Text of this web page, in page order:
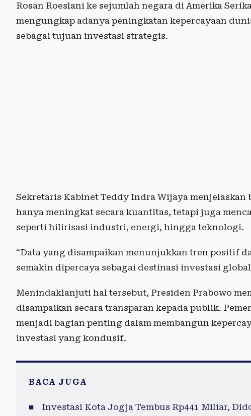
Rosan Roeslani ke sejumlah negara di Amerika
mengungkap adanya peningkatan kepercayaan
sebagai tujuan investasi strategis.
Sekretaris Kabinet Teddy Indra Wijaya
hanya meningkat secara kuantitas, tetapi juga
seperti hilirisasi industri, energi, hingga teknologi.
“Data yang disampaikan menunjukkan tren positif
semakin dipercaya sebagai destinasi investasi
Menindaklanjuti hal tersebut, Presiden Prabowo
disampaikan secara transparan kepada publik.
menjadi bagian penting dalam membangun
investasi yang kondusif.
BACA JUGA
Investasi Kota Jogja Tembus Rp441 Miliar,